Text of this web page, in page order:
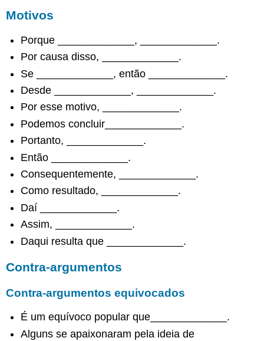
amplamente
Reivindicações
Reivindicações
negativas
valor
Reivindicações
mistas
valor
fortemente
política
Reivindicações
provisórias
de
política
Resumindo
Motivos
Porque _____________, _____________.
Por causa disso, _____________.
Se _____________, então _____________.
Desde _____________, _____________.
Por esse motivo, _____________.
Podemos concluir_____________.
Portanto, _____________.
Então _____________.
Consequentemente, _____________.
Como resultado, _____________.
Daí _____________.
Assim, _____________.
Daqui resulta que _____________.
Contra-argumentos
Contra-argumentos equivocados
É um equívoco popular que_____________.
Alguns se apaixonaram pela ideia de